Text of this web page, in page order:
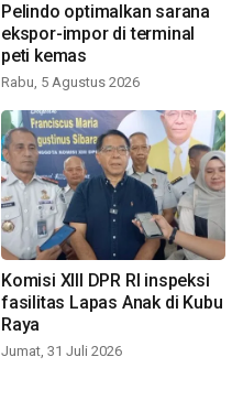
Pelindo optimalkan sarana
ekspor-impor di terminal
peti kemas
Rabu, 5 Agustus 2026
Komisi XIII DPR RI inspeksi
fasilitas Lapas Anak di Kubu
Raya
Jumat, 31 Juli 2026